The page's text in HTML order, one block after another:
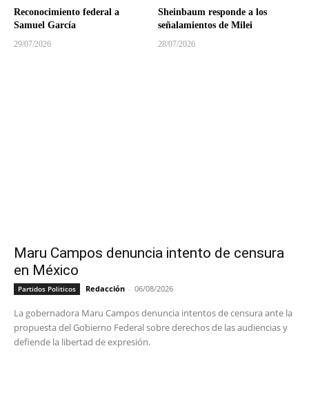
Reconocimiento federal a
Samuel García
29/07/2026
Sheinbaum responde a los
señalamientos de Milei
28/07/2026
Maru Campos denuncia intento de censura
en México
Partidos Politicos Redacción - 06/08/2026
La gobernadora Maru Campos denuncia intentos de censura ante la
propuesta del Gobierno Federal sobre derechos de las audiencias y
defiende la libertad de expresión.